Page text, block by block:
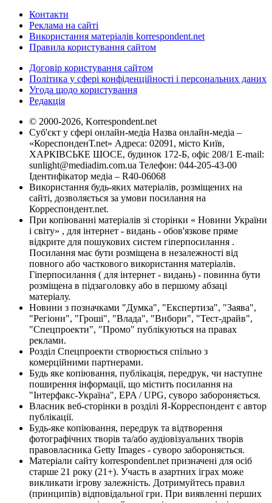
Контакти
Реклама на сайті
Використання матеріалів korrespondent.net
Правила користування сайтом
Договір користування сайтом
Політика у сфері конфіденційності і персональних даних
Угода щодо користування
Редакція
© 2000-2026, Korrespondent.net
Суб'єкт у сфері онлайн-медіа Назва онлайн-медіа –
«КореспонденТ.net» Адреса: 02091, місто Київ,
ХАРКІВСЬКЕ ШОСЕ, будинок 172-Б, офіс 208/1 E-mail:
sunlight@mediadim.com.ua Телефон: 044-205-43-00
Ідентифікатор медіа – R40-06068
Використання будь-яких матеріалів, розміщених на
сайті, дозволяється за умови посилання на
Корреспондент.net.
При копіюванні матеріалів зі сторінки « Новини України
і світу» , для інтернет - видань - обов'язкове пряме
відкрите для пошукових систем гіперпосилання .
Посилання має бути розміщена в незалежності від
повного або часткового використання матеріалів.
Гіперпосилання ( для інтернет - видань) - повинна бути
розміщена в підзаголовку або в першому абзаці
матеріалу.
Новини з позначками "Думка", "Експертиза", "Заява",
"Регіони", "Гроші", "Влада", "Вибори", "Тест-драйв",
"Спецпроекти", "Промо" публікуються на правах
реклами.
Розділ Спецпроекти створюється спільно з
комерційними партнерами.
Будь яке копіювання, публікація, передрук, чи наступне
поширення інформації, що містить посилання на
"Інтерфакс-Україна", EPA / UPG, суворо забороняється.
Власник веб-сторінки в розділі Я-Корреспондент є автор
публікації.
Будь-яке копіювання, передрук та відтворення
фотографічних творів та/або аудіовізуальних творів
правовласника Getty Images - суворо забороняється.
Матеріали сайту korrespondent.net призначені для осіб
старше 21 року (21+). Участь в азартних іграх може
викликати ігрову залежність. Дотримуйтесь правил
(принципів) відповідальної гри. При виявленні перших